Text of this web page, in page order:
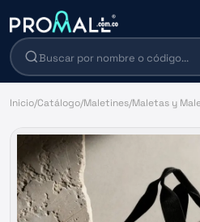
Inicio/Catálogo/Maletines/Maletas y